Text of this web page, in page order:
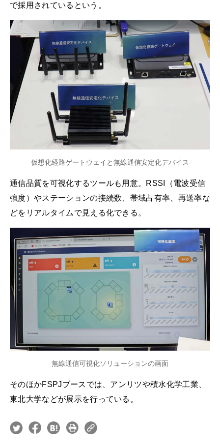
で採用されているという。
仮想化経路ゲートウェイと無線通信安定化デバイス
通信品質を可視化するツールも用意。RSSI（電波受信
強度）やステーションの接続数、帯域占有率、再送率な
どをリアルタイムで見える化できる。
無線通信可視化ソリューションの画面
そのほかFSPJブースでは、アンリツや積水化学工業、
東北大学などが展示を行っている。